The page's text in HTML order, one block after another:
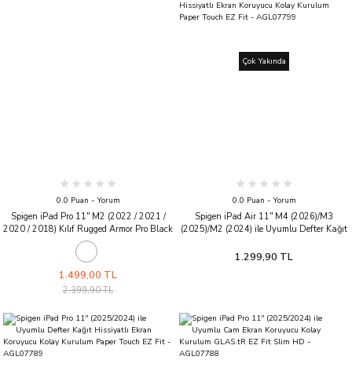
0.0 Puan - Yorum
Spigen iPad Pro 11'' M2 (2022 / 2021 /
2020 / 2018) Kılıf Rugged Armor Pro Black
1.499,00 TL
2.399,90 TL
Çok Yakında
0.0 Puan - Yorum
Spigen iPad Air 11'' M4 (2026)/M3
(2025)/M2 (2024) ile Uyumlu Defter Kağıt
Paper Touch EZ Fit - AGL07799
1.299,90 TL